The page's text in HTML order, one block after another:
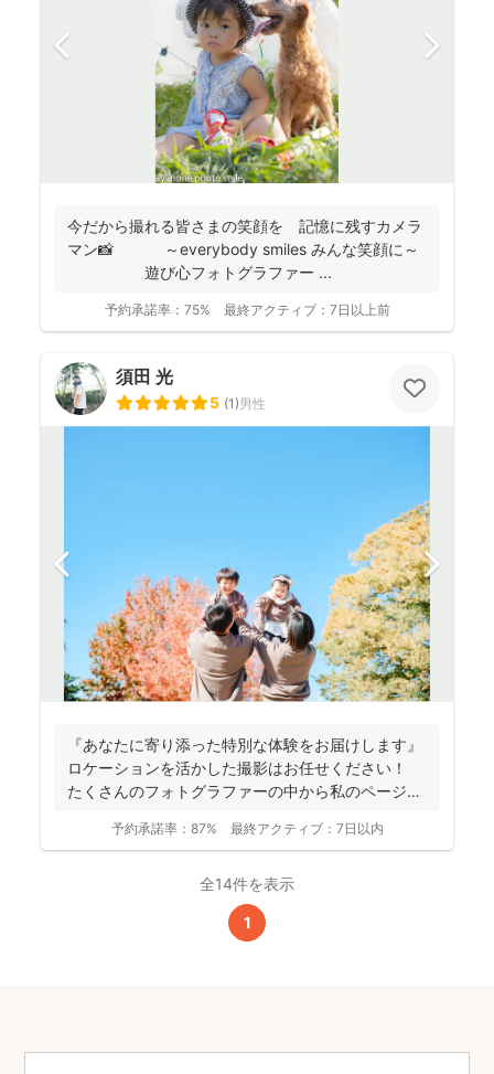
今だから撮れる皆さまの笑顔を 記憶に残すカメラ
マン📸 ～everybody smiles みんな笑顔に～
遊び心フォトグラファー ...
予約承諾率： 75% 最終アクティブ： 7日以上前
須田 光
5 (1)男性
『あなたに寄り添った特別な体験をお届けします』
ロケーションを活かした撮影はお任せください！
たくさんのフォトグラファーの中から私のページに
予約承諾率： 87% 最終アクティブ： 7日以内
全14件を表示
1